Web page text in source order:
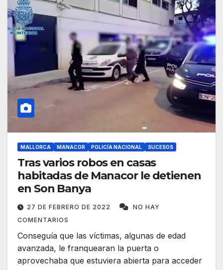
MALLORCA MANACOR POLICÍA NACIONAL SUCESOS
Tras varios robos en casas
habitadas de Manacor le detienen
en Son Banya
27 DE FEBRERO DE 2022
NO HAY
COMENTARIOS
Conseguía que las víctimas, algunas de edad
avanzada, le franquearan la puerta o
aprovechaba que estuviera abierta para acceder